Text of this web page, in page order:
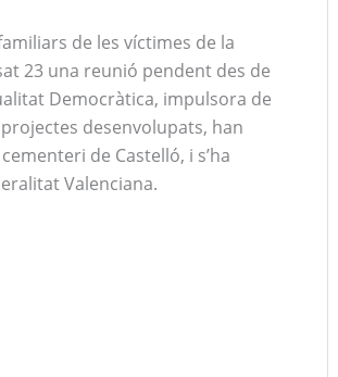
de les víctimes de la
23 una reunió pendent des de
Democràtica, impulsora de
desenvolupats, han
de Castelló, i s’ha
Valenciana.